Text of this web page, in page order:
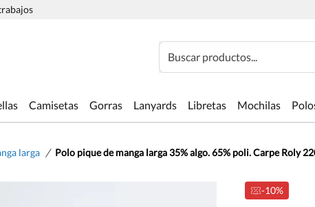
Buscar productos...
Camisetas Gorras Lanyards Libretas Mochilas
larga / Polo pique de manga larga 35% algo. 65% poli. Carpe Roly
-10%